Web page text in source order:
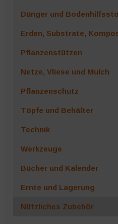
Dünger und
Erden, Substrate,
Pflanzenstützen
Netze, Vliese und Mulch
Pflanzenschutz
Töpfe und Behälter
Technik
Werkzeuge
Bücher und Kalender
Ernte und Lagerung
Nützliches Zubehör